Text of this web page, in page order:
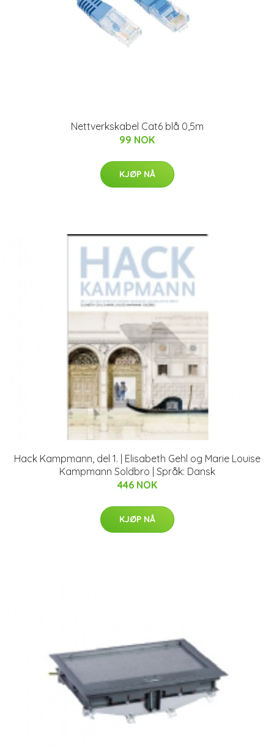
Nettverkskabel Cat6 blå 0,5m
99 NOK
KJØP NÅ
Hack Kampmann, del 1. | Elisabeth Gehl og Marie Louise
Kampmann Soldbro | Språk: Dansk
446 NOK
KJØP NÅ